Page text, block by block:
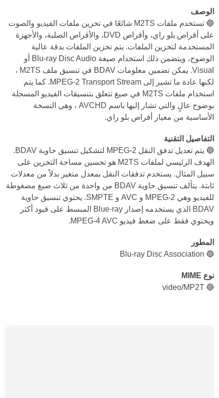
الوصف
🔵 تستخدم ملفات M2TS شائعًا في تخزين ملفات الفيديو والصوت
على أقراص بلو راي، وأقراص DVD، والأقراص الصلبة، والأجهزة
المستخدمة لتخزين الملفات. يتم تخزين الملفات بدقة عالية
الوضوح، ويتضمن ذلك استخدام صيغة Blu-ray Disc Audio أو
Visual. يمكن تضمين معلومات BDAV في تنسيق ملف M2TS ،
لكنها عادة ما تشير إلى MPEG-2 Transport Stream. كما يتم
استخدام ملفات M2TS في صيغ تتعلق بتنسيقات الفيديو المسجلة
بوضوح عالٍ والتي تشار إليها باسم AVCHD ، وهي النسخة
الأساسية من معيار أقراص بلو راي.
التفاصيل التقنية
🔵 يتم تعديل تدفق النقل MPEG-2 لتشكيل تنسيق حاوية BDAV.
الهدف الرئيسي لملفات M2TS هو تحسين مساحة التخزين على
سبيل المثال. يستخدم تدفقات النقل بمعدل متغير بدلاً من معدلات
ثابتة. يتألف تنسيق حاوية BDAV من واحدة من ثلاث صيغ مضغوطة
للفيديو وهي MPEG-2 و AVC و SMPTE. يحتوي تنسيق حاوية
BDAV الذي يستخدمه إصدار Blue-ray المبسط على قيود أكثر
ويحتوي فقط على ضغط فيديو MPEG-4 AVC.
المطور
🔵 Blu-ray Disc Association
نوع MIME
🔵 video/MP2T